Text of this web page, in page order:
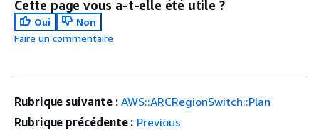
Cette page vous a-t-elle été utile ?
Oui
Non
Faire un commentaire
Rubrique suivante : AWS::ARCRegionSwitch::Plan
Rubrique précédente : Previous